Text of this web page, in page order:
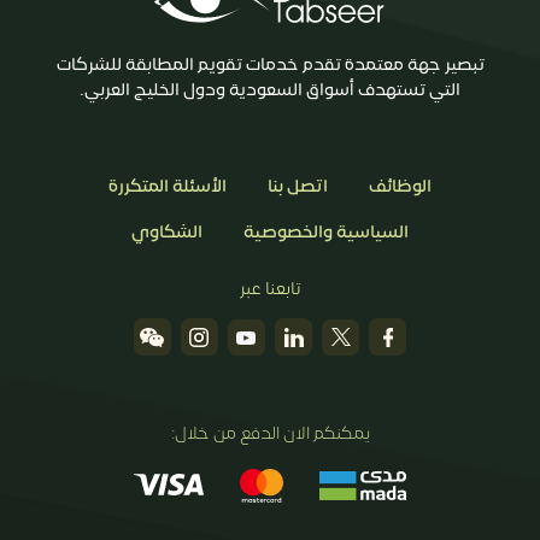
تبصير جهة معتمدة تقدم خدمات تقويم المطابقة للشركات
التي تستهدف أسواق السعودية ودول الخليج العربي.
الوظائف اتصل بنا الأسئلة المتكررة
السياسية والخصوصية الشكاوي
تابعنا عبر
يمكنكم الان الدفع من خلال: